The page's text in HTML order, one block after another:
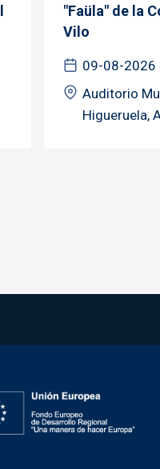
"Faüla" de la
Vilo
09-08-2026
Auditorio
Higueruela,